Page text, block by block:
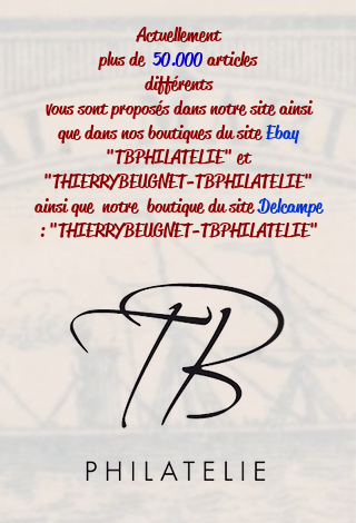
Actuellement
plus de50.000articles
différents
vous sont proposés dans notre site ainsi
que dans nos boutiques du siteEbay
"TBPHILATELIE" et
"THIERRYBEUGNET-TBPHILATELIE"
ainsi que notre boutique du siteDelcampe
: "THIERRYBEUGNET-TBPHILATELIE"